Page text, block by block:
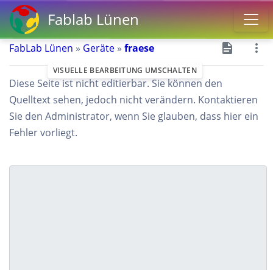
Fablab Lünen
FabLab Lünen » Geräte » fraese
Diese Seite ist nicht editierbar. Sie können den
Quelltext sehen, jedoch nicht verändern. Kontaktieren
Sie den Administrator, wenn Sie glauben, dass hier ein
Fehler vorliegt.
VISUELLE BEARBEITUNG UMSCHALTEN